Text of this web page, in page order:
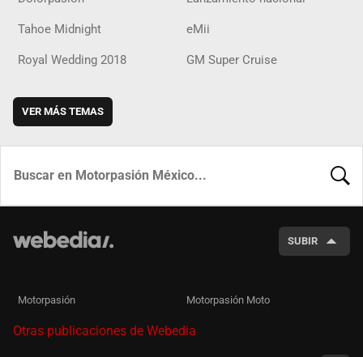
Tahoe Midnight eMii
Royal Wedding 2018 GM Super Cruise
VER MÁS TEMAS
SUBIR
Motorpasión Motorpasión Moto
Otras publicaciones de Webedia